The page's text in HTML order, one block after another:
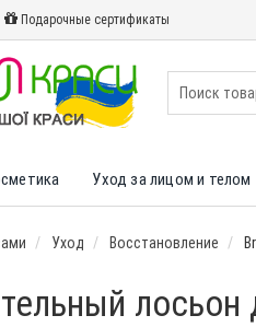
Подарочные сертификаты
Уход за лицом и телом
Уход Восстановление